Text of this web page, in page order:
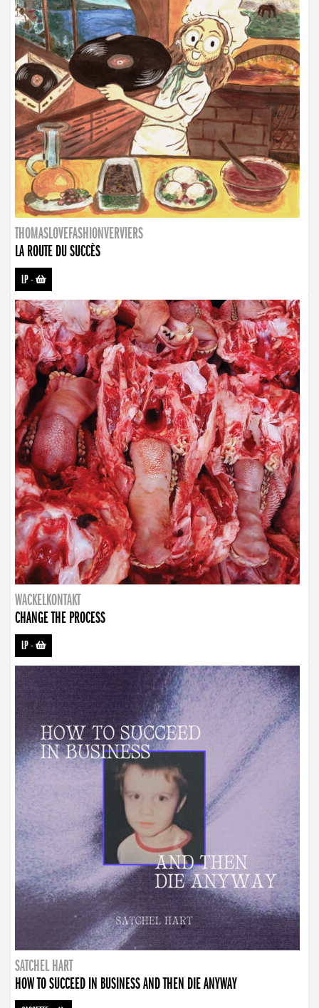
THOMASLOVEFASHIONVERVIERS
LA ROUTE DU SUCCÈS
LP-
WACKELKONTAKT
CHANGE THE PROCESS
LP-
SATCHEL HART
HOW TO SUCCEED IN BUSINESS AND THEN DIE ANYWAY